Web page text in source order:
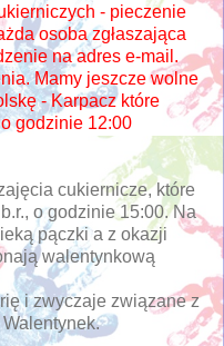
- pieczenie
osoba zgłaszająca
na adres e-mail.
Mamy jeszcze wolne
- Karpacz które
godzinie 12:00
cukiernicze, które
o godzinie 15:00. Na
pączki a z okazji
walentynkową
i zwyczaje związane z